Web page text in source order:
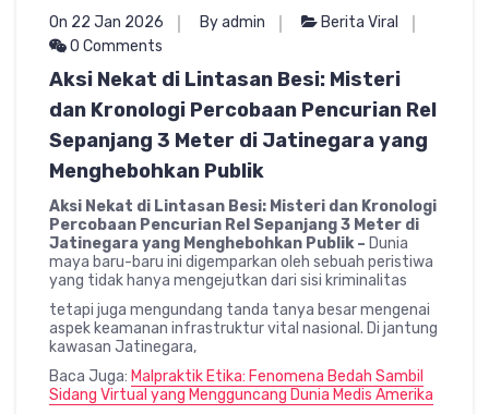
On 22 Jan 2026 By admin
Berita Viral
0 Comments
Aksi Nekat di Lintasan Besi: Misteri
dan Kronologi Percobaan Pencurian Rel
Sepanjang 3 Meter di Jatinegara yang
Menghebohkan Publik
Aksi Nekat di Lintasan Besi: Misteri dan Kronologi
Percobaan Pencurian Rel Sepanjang 3 Meter di
Jatinegara yang Menghebohkan Publik – Dunia
maya baru-baru ini digemparkan oleh sebuah peristiwa
yang tidak hanya mengejutkan dari sisi kriminalitas
tetapi juga mengundang tanda tanya besar mengenai
aspek keamanan infrastruktur vital nasional. Di jantung
kawasan Jatinegara,
Baca Juga: Malpraktik Etika: Fenomena Bedah Sambil
Sidang Virtual yang Mengguncang Dunia Medis Amerika